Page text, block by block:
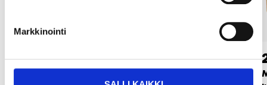
Markkinointi
395 745